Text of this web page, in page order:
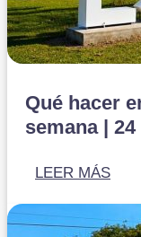
Qué hacer
semana |
LEER MÁS